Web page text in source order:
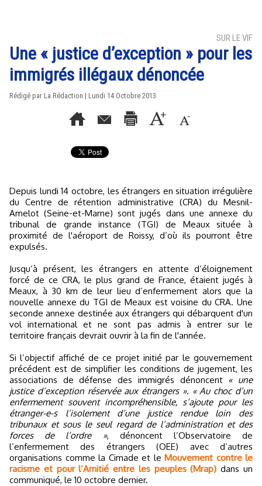
SUR LE VIF
Une « justice d’exception » pour les
immigrés illégaux dénoncée
Rédigé par La Rédaction | Lundi 14 Octobre 2013
Depuis lundi 14 octobre, les étrangers en situation irrégulière
du Centre de rétention administrative (CRA) du Mesnil-
Amelot (Seine-et-Marne) sont jugés dans une annexe du
tribunal de grande instance (TGI) de Meaux située à
proximité de l'aéroport de Roissy, d’où ils pourront être
expulsés.
Jusqu’à présent, les étrangers en attente d’éloignement
forcé de ce CRA, le plus grand de France, étaient jugés à
Meaux, à 30 km de leur lieu d’enfermement alors que la
nouvelle annexe du TGI de Meaux est voisine du CRA. Une
seconde annexe destinée aux étrangers qui débarquent d'un
vol international et ne sont pas admis à entrer sur le
territoire français devrait ouvrir à la fin de l'année.
Si l’objectif affiché de ce projet initié par le gouvernement
précédent est de simplifier les conditions de jugement, les
associations de défense des immigrés dénoncent « une
justice d’exception réservée aux étrangers ». « Au choc d’un
enfermement souvent incompréhensible, s’ajoute pour les
étranger-e-s l’isolement d’une justice rendue loin des
tribunaux et sous le seul regard de l’administration et des
forces de l’ordre », dénoncent l’Observatoire de
l’enfermement des étrangers (OEE) avec d’autres
organisations comme la Cimade et le Mouvement contre le
racisme et pour l’Amitié entre les peuples (Mrap) dans un
communiqué, le 10 octobre dernier.